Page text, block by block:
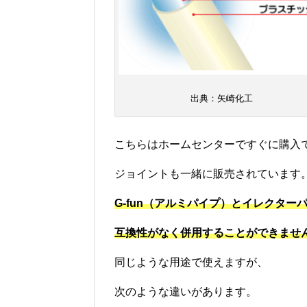
出典：矢崎化工
こちらはホームセンターですぐに購入
ジョイントも一緒に販売されています。
G-fun（アルミパイプ）とイレクター
互換性がなく併用することができませ
同じような用途で使えますが、
次のような違いがあります。